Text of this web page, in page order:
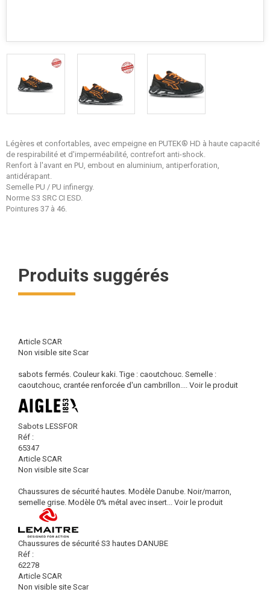
Légères et confortables, avec empeigne en PUTEK® HD à haute capacité
de respirabilité et d'imperméabilité, contrefort anti-shock.
Renfort à l'avant en PU, embout en aluminium, antiperforation,
antidérapant.
Semelle PU / PU infinergy.
Norme S3 SRC CI ESD.
Pointures 37 à 46.
Produits suggérés
Article SCAR
Non visible site Scar
sabots fermés. Couleur kaki. Tige : caoutchouc. Semelle :
caoutchouc, crantée renforcée d'un cambrillon.... Voir le produit
Sabots LESSFOR
Réf :
65347
Article SCAR
Non visible site Scar
Chaussures de sécurité hautes. Modèle Danube. Noir/marron,
semelle grise. Modèle 0% métal avec insert... Voir le produit
Chaussures de sécurité S3 hautes DANUBE
Réf :
62278
Article SCAR
Non visible site Scar